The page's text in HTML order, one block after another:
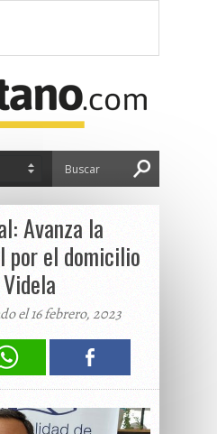
Avanza la
por el domicilio
el 16 febrero, 2023